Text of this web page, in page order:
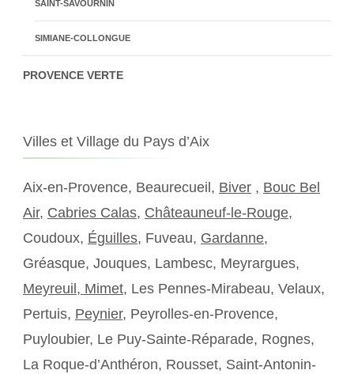
SAINT-SAVOURNIN
SIMIANE-COLLONGUE
PROVENCE VERTE
Villes et Village du Pays d’Aix
Aix-en-Provence, Beaurecueil, Biver , Bouc Bel
Air, Cabries Calas, Châteauneuf-le-Rouge,
Coudoux, Éguilles, Fuveau, Gardanne,
Gréasque, Jouques, Lambesc, Meyrargues,
Meyreuil, Mimet, Les Pennes-Mirabeau, Velaux,
Pertuis, Peynier, Peyrolles-en-Provence,
Puyloubier, Le Puy-Sainte-Réparade, Rognes,
La Roque-d’Anthéron, Rousset, Saint-Antonin-